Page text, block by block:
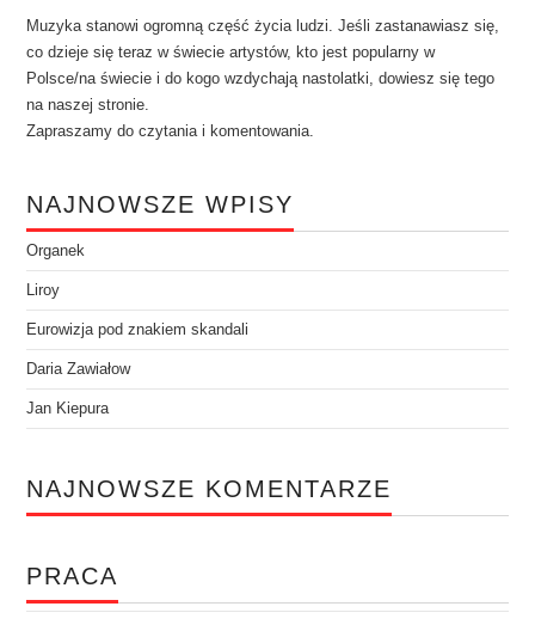
Muzyka stanowi ogromną część życia ludzi. Jeśli zastanawiasz się,
co dzieje się teraz w świecie artystów, kto jest popularny w
Polsce/na świecie i do kogo wzdychają nastolatki, dowiesz się tego
na naszej stronie.
Zapraszamy do czytania i komentowania.
NAJNOWSZE WPISY
Organek
Liroy
Eurowizja pod znakiem skandali
Daria Zawiałow
Jan Kiepura
NAJNOWSZE KOMENTARZE
PRACA